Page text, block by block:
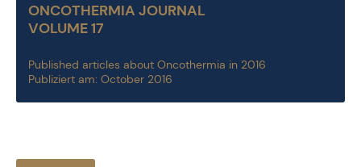
ONCOTHERMIA JOURNAL
VOLUME 17
Published articles about Oncothermia in 2016
Publiziert am: October 2016